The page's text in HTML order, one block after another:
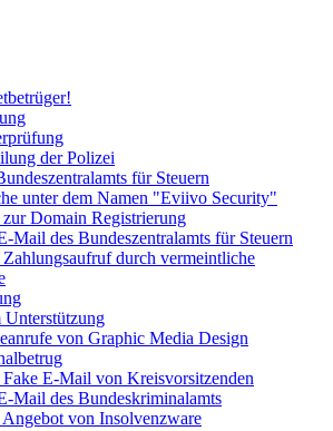
der Polizei
für Steuern
unter dem Namen "Eviivo Security"
Domain Registrierung
Mail des Bundeszentralamts für Steuern
Zahlungsaufruf durch vermeintliche
von Graphic Media Design
Fake E-Mail von Kreisvorsitzenden
Mail des Bundeskriminalamts
Angebot von Insolvenzware